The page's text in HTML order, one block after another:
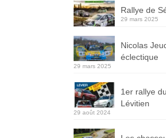
Rallye de
29 mars 2025
Nicolas
éclectique
29 mars 2025
1er rallye
Lévitien
29 août 2024